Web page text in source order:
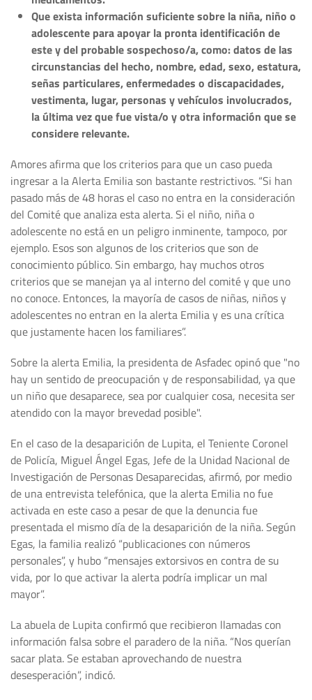
Que exista información suficiente sobre la niña, niño o
adolescente para apoyar la pronta identificación de
este y del probable sospechoso/a, como: datos de las
circunstancias del hecho, nombre, edad, sexo, estatura,
señas particulares, enfermedades o discapacidades,
vestimenta, lugar, personas y vehículos involucrados,
la última vez que fue vista/o y otra información que se
considere relevante.
Amores afirma que los criterios para que un caso pueda
ingresar a la Alerta Emilia son bastante restrictivos. “Si han
pasado más de 48 horas el caso no entra en la consideración
del Comité que analiza esta alerta. Si el niño, niña o
adolescente no está en un peligro inminente, tampoco, por
ejemplo. Esos son algunos de los criterios que son de
conocimiento público. Sin embargo, hay muchos otros
criterios que se manejan ya al interno del comité y que uno
no conoce. Entonces, la mayoría de casos de niñas, niños y
adolescentes no entran en la alerta Emilia y es una crítica
que justamente hacen los familiares”.
Sobre la alerta Emilia, la presidenta de Asfadec opinó que "no
hay un sentido de preocupación y de responsabilidad, ya que
un niño que desaparece, sea por cualquier cosa, necesita ser
atendido con la mayor brevedad posible".
En el caso de la desaparición de Lupita, el Teniente Coronel
de Policía, Miguel Ángel Egas, Jefe de la Unidad Nacional de
Investigación de Personas Desaparecidas, afirmó, por medio
de una entrevista telefónica, que la alerta Emilia no fue
activada en este caso a pesar de que la denuncia fue
presentada el mismo día de la desaparición de la niña. Según
Egas, la familia realizó “publicaciones con números
personales”, y hubo “mensajes extorsivos en contra de su
vida, por lo que activar la alerta podría implicar un mal
mayor”.
La abuela de Lupita confirmó que recibieron llamadas con
información falsa sobre el paradero de la niña. “Nos querían
sacar plata. Se estaban aprovechando de nuestra
desesperación”, indicó.